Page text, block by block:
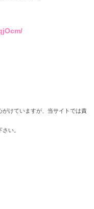
けていますが、当サイトでは責
い。